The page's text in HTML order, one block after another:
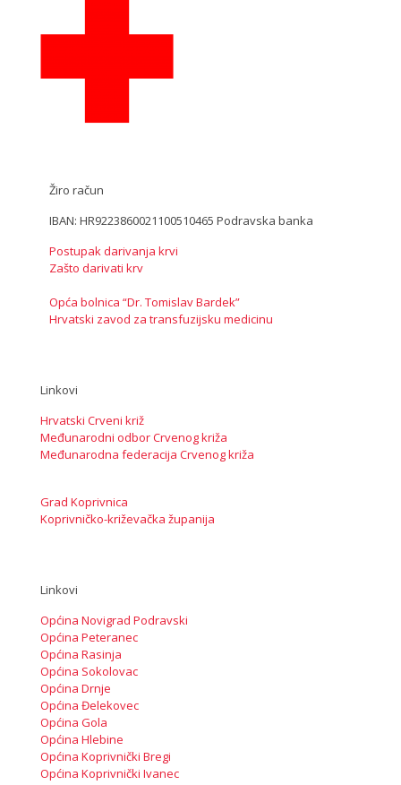
Žiro račun
IBAN: HR9223860021100510465 Podravska banka
Postupak darivanja krvi
Zašto darivati krv
Opća bolnica “Dr. Tomislav Bardek”
Hrvatski zavod za transfuzijsku medicinu
Linkovi
Hrvatski Crveni križ
Međunarodni odbor Crvenog križa
Međunarodna federacija Crvenog križa
Grad Koprivnica
Koprivničko-križevačka županija
Linkovi
Općina Novigrad Podravski
Općina Peteranec
Općina Rasinja
Općina Sokolovac
Općina Drnje
Općina Đelekovec
Općina Gola
Općina Hlebine
Općina Koprivnički Bregi
Općina Koprivnički Ivanec